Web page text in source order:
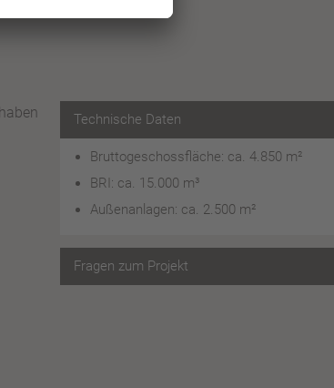
Technische Daten
Bruttogeschossfläche: ca. 4.850 m²
BRI: ca. 15.000 m³
Außenanlagen: ca. 2.500 m²
Fragen zum Projekt